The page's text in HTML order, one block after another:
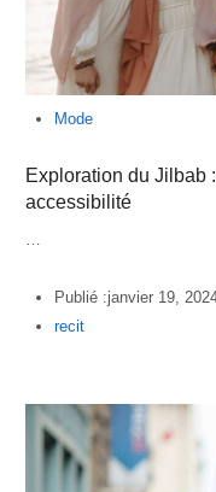
Mode
Exploration du Jilbab
accessibilité
Publié :janvier 19,
Author
recit